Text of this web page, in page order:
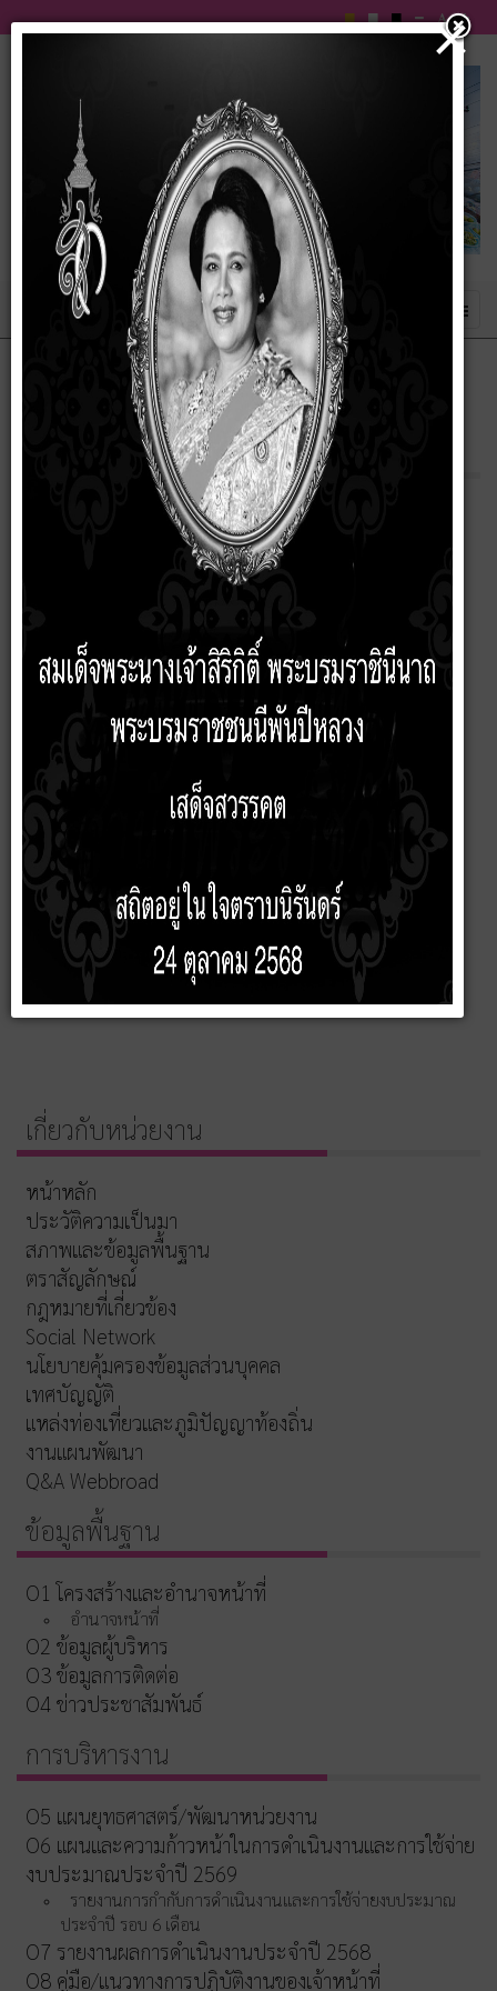
ประกาศเทศบาลตำบลบัวเชด เรื่อง การขึ้น
บัญชีผู้ผ่านการสรรหาและเลือกสรรเพื่อบรรจ
และแต่งตั้งเป็นพนักงานจ้าง
เกี่ยวกับหน่วยงาน
หน้าหลัก
ประวัติความเป็นมา
สภาพและข้อมูลพื้นฐาน
ตราสัญลักษณ์
กฎหมายที่เกี่ยวข้อง
Social Network
นโยบายคุ้มครองข้อมูลส่วนบุคคล
เทศบัญญัติ
แหล่งท่องเที่ยวและภูมิปัญญาท้องถิ่น
งานแผนพัฒนา
Q&A Webbroad
ข้อมูลพื้นฐาน
O1 โครงสร้างและอำนาจหน้าที่
อำนาจหน้าที่
O2 ข้อมูลผู้บริหาร
O3 ข้อมูลการติดต่อ
O4 ข่าวประชาสัมพันธ์
การบริหารงาน
O5 แผนยุทธศาสตร์/พัฒนาหน่วยงาน
O6 แผนและความก้าวหน้าในการดำเนินงานและการใช้จ่าย
งบประมาณประจำปี 2569
รายงานการกำกับการดำเนินงานและการใช้จ่ายงบประมาณ
ประจำปี รอบ 6 เดือน
O7 รายงานผลการดำเนินงานประจำปี 2568
O8 คู่มือ/แนวทางการปฏิบัติงานของเจ้าหน้าที่
×